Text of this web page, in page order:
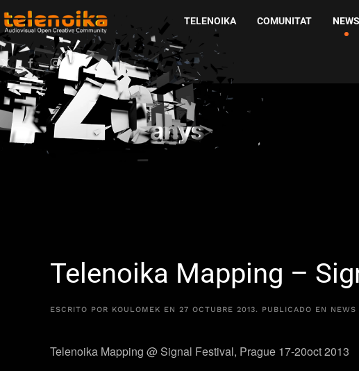
Ir al contenido principal
TELENOIKA COMUNITAT NEWS
Telenoika Mapping –
ESCRITO POR KOULOMEK EN 27 OCTUBRE 2013. PUBLICADO EN NEWS
Telenoika Mapping @ Signal Festival, Prague 17-20oct 2013